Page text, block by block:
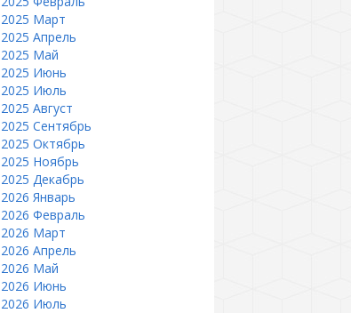
2025 Март
2025 Апрель
2025 Май
2025 Июнь
2025 Июль
2025 Август
2025 Сентябрь
2025 Октябрь
2025 Ноябрь
2025 Декабрь
2026 Январь
2026 Февраль
2026 Март
2026 Апрель
2026 Май
2026 Июнь
2026 Июль